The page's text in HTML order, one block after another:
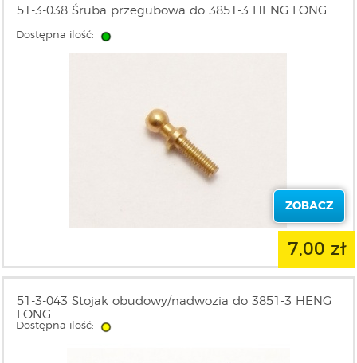
51-3-038 Śruba przegubowa do 3851-3 HENG LONG
Dostępna ilość:
ZOBACZ
7,00 zł
51-3-043 Stojak obudowy/nadwozia do 3851-3 HENG
LONG
Dostępna ilość: